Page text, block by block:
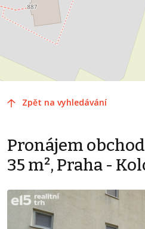
Zpět na vyhledávání
Pronájem
35 m², Praha -